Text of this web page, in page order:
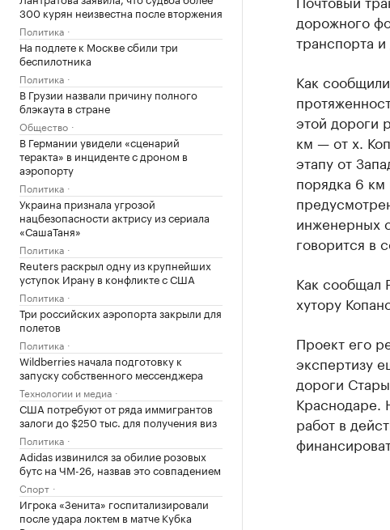
300 курян неизвестна после вторжения
Политика
На подлете к Москве сбили три
беспилотника
Политика
В Грузии назвали причину полного
блэкаута в стране
Общество
В Германии увидели «сценарий
теракта» в инциденте с дроном в
аэропорту
Политика
Украина признала угрозой
нацбезопасности актрису из сериала
«СашаТаня»
Политика
Reuters раскрыл одну из крупнейших
уступок Ирану в конфликте с США
Политика
Три российских аэропорта закрыли для
полетов
Политика
Wildberries начала подготовку к
запуску собственного мессенджера
Технологии и медиа
США потребуют от ряда иммигрантов
залоги до $250 тыс. для получения виз
Политика
Adidas извинился за обилие розовых
бутс на ЧМ-26, назвав это совпадением
Спорт
Игрока «Зенита» госпитализировали
после удара локтем в матче Кубка
дорожного
транспорта
Как
этой дороги
км — от х.
этапу от
порядка 6 км
инженерных
говорится в
Как сообщал
хутору
Проект его
экспертизу
дороги
Краснодаре.
работ в